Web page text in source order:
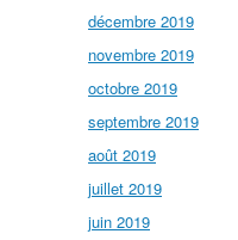
décembre 2019
novembre 2019
octobre 2019
septembre 2019
août 2019
juillet 2019
juin 2019